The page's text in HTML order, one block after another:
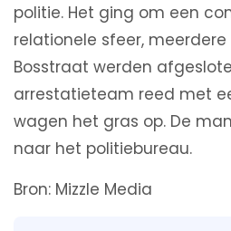
politie. Het ging om een
relationele sfeer,
Bosstraat werden
arrestatieteam reed met
wagen het gras op. De
naar het politiebureau.
Bron: Mizzle Media